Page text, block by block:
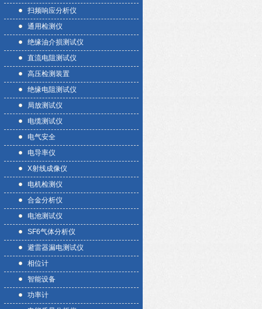
扫频响应分析仪
通用检测仪
绝缘油介损测试仪
直流电阻测试仪
高压检测装置
绝缘电阻测试仪
局放测试仪
电缆测试仪
电气安全
电导率仪
X射线成像仪
电机检测仪
合金分析仪
电池测试仪
SF6气体分析仪
避雷器漏电测试仪
相位计
智能设备
功率计